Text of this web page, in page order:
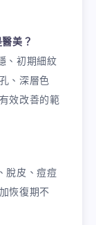
美？
、初期細紋
、深層色
效改善的範
脫皮、痘痘
恢復期不